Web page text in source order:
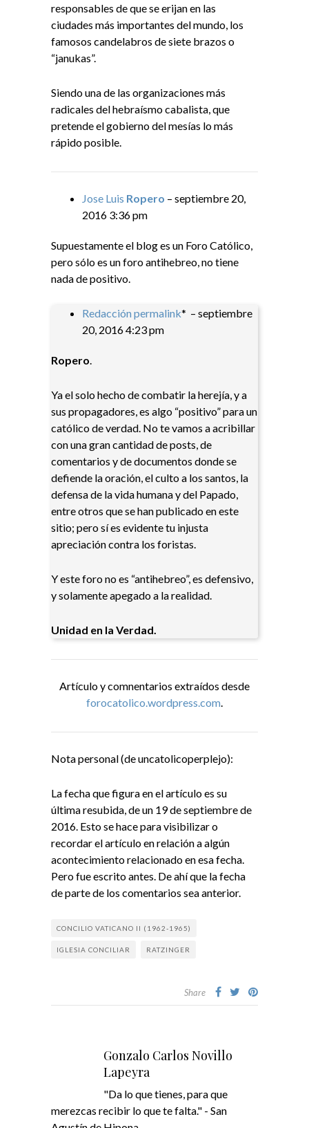
responsables de que se erijan en las
ciudades más importantes del mundo, los
famosos candelabros de siete brazos o
“janukas”.
Siendo una de las organizaciones más
radicales del hebraísmo cabalista, que
pretende el gobierno del mesías lo más
rápido posible.
Jose Luis Ropero – septiembre 20,
2016 3:36 pm
Supuestamente el blog es un Foro Católico,
pero sólo es un foro antihebreo, no tiene
nada de positivo.
Redacción permalink* – septiembre
20, 2016 4:23 pm
Ropero.
Ya el solo hecho de combatir la herejía, y a
sus propagadores, es algo “positivo” para un
católico de verdad. No te vamos a acribillar
con una gran cantidad de posts, de
comentarios y de documentos donde se
defiende la oración, el culto a los santos, la
defensa de la vida humana y del Papado,
entre otros que se han publicado en este
sitio; pero sí es evidente tu injusta
apreciación contra los foristas.
Y este foro no es “antihebreo”, es defensivo,
y solamente apegado a la realidad.
Unidad en la Verdad.
Artículo y comnentarios extraídos desde
forocatolico.wordpress.com.
Nota personal (de uncatolicoperplejo):
La fecha que figura en el artículo es su
última resubida, de un 19 de septiembre de
2016. Esto se hace para visibilizar o
recordar el artículo en relación a algún
acontecimiento relacionado en esa fecha.
Pero fue escrito antes. De ahí que la fecha
de parte de los comentarios sea anterior.
CONCILIO VATICANO II (1962-1965)
IGLESIA CONCILIAR RATZINGER
Share
Gonzalo Carlos Novillo
Lapeyra
"Da lo que tienes, para que
merezcas recibir lo que te falta." - San